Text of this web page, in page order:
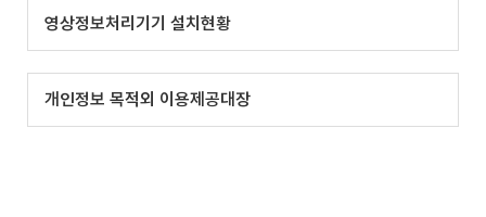
영상정보처리기기 설치현황
개인정보 목적외 이용제공대장